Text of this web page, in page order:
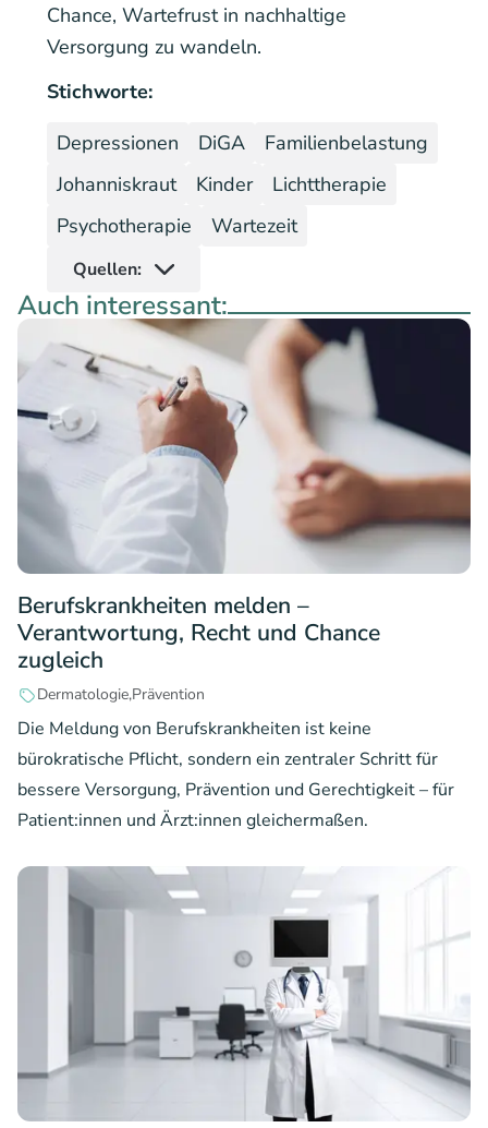
Chance, Wartefrust in nachhaltige
Versorgung zu wandeln.
Stichworte:
Depressionen
DiGA
Familienbelastung
Johanniskraut
Kinder
Lichttherapie
Psychotherapie
Wartezeit
Quellen:
Auch interessant:
Berufskrankheiten melden –
Verantwortung, Recht und Chance
zugleich
DermatologiePrävention
Die Meldung von Berufskrankheiten ist keine
bürokratische Pflicht, sondern ein zentraler Schritt für
bessere Versorgung, Prävention und Gerechtigkeit – für
Patient:innen und Ärzt:innen gleichermaßen.